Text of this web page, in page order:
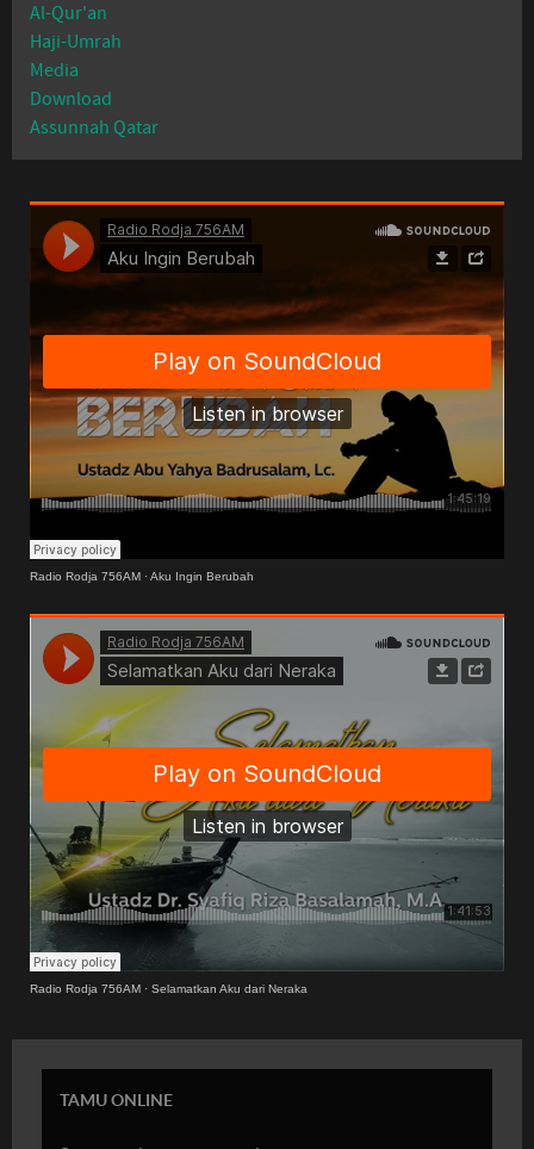
Al-Qur'an
Haji-Umrah
Media
Download
Assunnah Qatar
Radio Rodja 756AM ·Aku Ingin Berubah
Radio Rodja 756AM · Selamatkan Aku dari Neraka
TAMU ONLINE